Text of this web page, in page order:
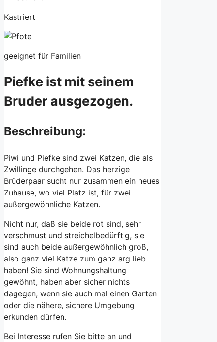
Kastriert
geeignet für Familien
Piefke ist mit seinem
Bruder ausgezogen.
Beschreibung:
Piwi und Piefke sind zwei Katzen, die als
Zwillinge durchgehen. Das herzige
Brüderpaar sucht nur zusammen ein neues
Zuhause, wo viel Platz ist, für zwei
außergewöhnliche Katzen.
Nicht nur, daß sie beide rot sind, sehr
verschmust und streichelbedürftig, sie
sind auch beide außergewöhnlich groß,
also ganz viel Katze zum ganz arg lieb
haben! Sie sind Wohnungshaltung
gewöhnt, haben aber sicher nichts
dagegen, wenn sie auch mal einen Garten
oder die nähere, sichere Umgebung
erkunden dürfen.
Bei Interesse rufen Sie bitte an und